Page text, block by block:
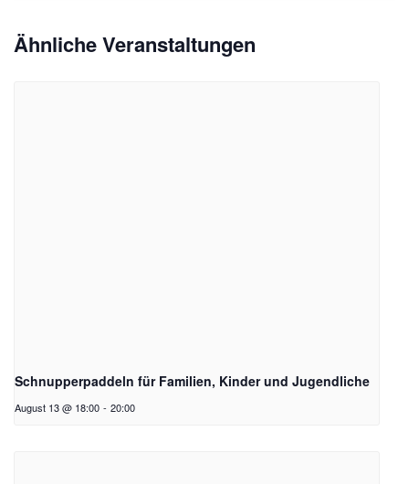
Ähnliche Veranstaltungen
Schnupperpaddeln für Familien, Kinder und Jugendliche
August 13 @ 18:00 - 20:00